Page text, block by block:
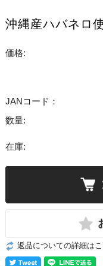
沖縄産ハバネロ
価格:
JANコード：
数量:
在庫:
返品についての詳細はこ